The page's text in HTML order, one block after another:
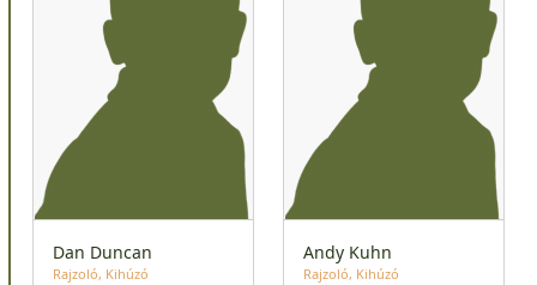
Dan Duncan
Rajzoló Kihúzó
Andy Kuhn
Rajzoló Kihúzó